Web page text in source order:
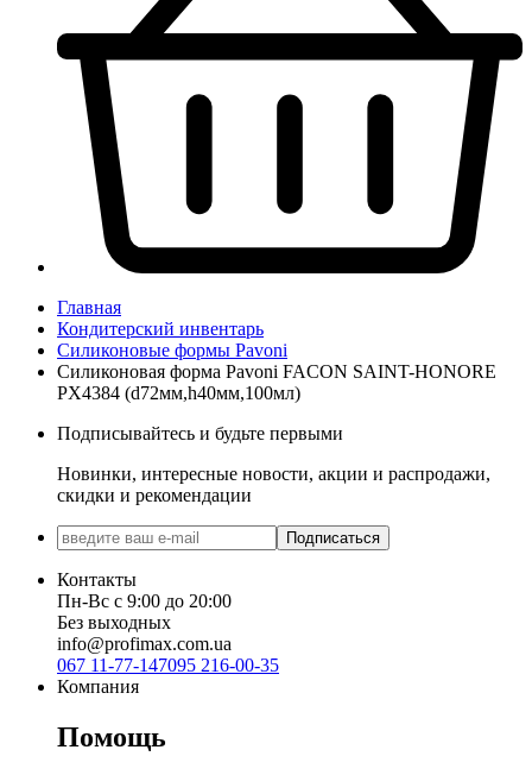
Главная
Кондитерский инвентарь
Силиконовые формы Pavoni
Силиконовая форма Pavoni FACON SAINT-HONORE
PX4384 (d72мм,h40мм,100мл)
Подписывайтесь и будьте первыми
Новинки, интересные новости, акции и распродажи,
скидки и рекомендации
Подписаться
Контакты
Пн-Вс с 9:00 до 20:00
Без выходных
info@profimax.com.ua
067 11-77-147095 216-00-35
Компания
Помощь